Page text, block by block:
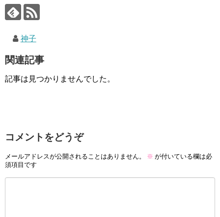
神子
関連記事
記事は見つかりませんでした。
コメントをどうぞ
メールアドレスが公開されることはありません。 ※ が付いている欄は必
須項目です